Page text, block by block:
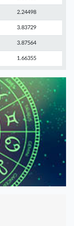
2.24498
3.83729
3.87564
1.66355